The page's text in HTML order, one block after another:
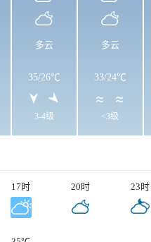
多云
35/26℃
3-4级
多云
33/24℃
<3级
17时 20时 23时